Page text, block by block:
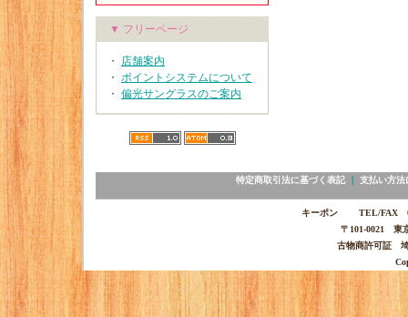
▼ フリーページ
・ 店舗案内
・ ポイントシステムについて
・ 偏光サングラスのご案内
特定商取引法に基づく表記｜ 支払い方法
キーポン TEL/FAX
〒101-0021 東
古物商許可証